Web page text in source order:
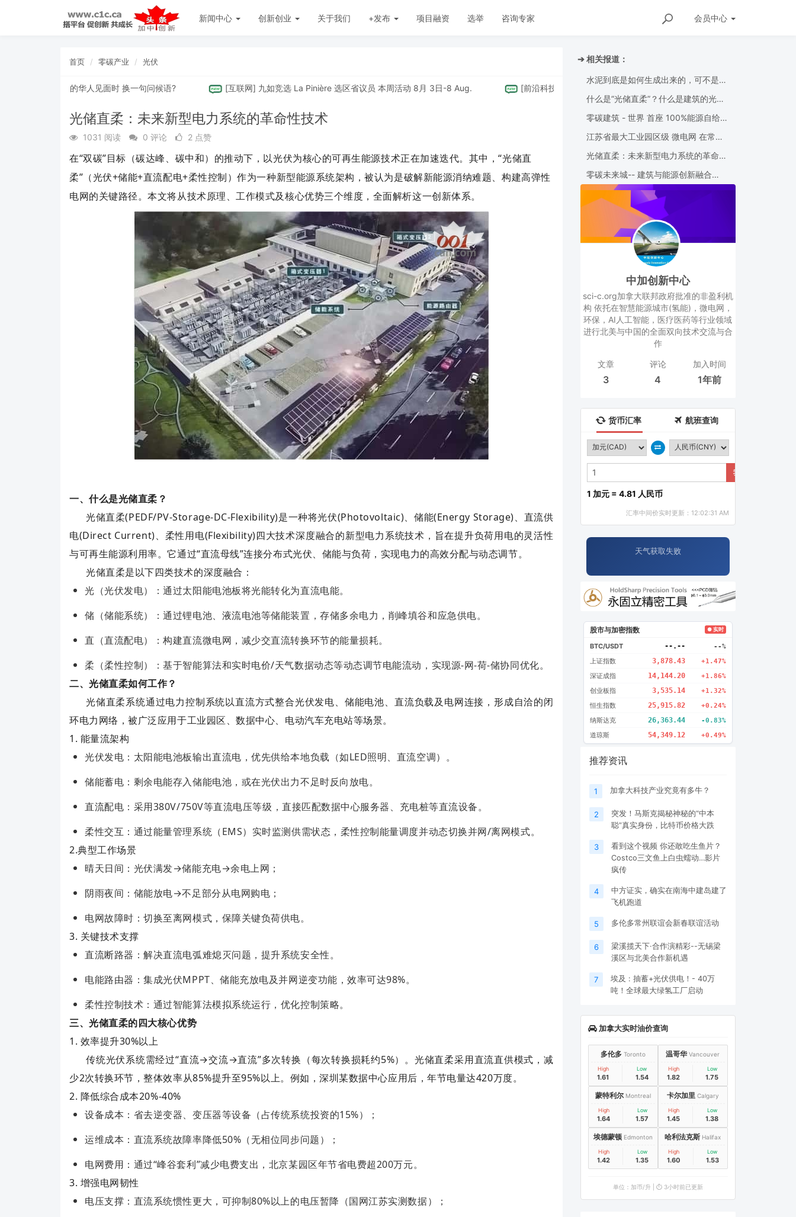
会员中心
新闻中心 创新创业 关于我们 +发布 项目融资 选举 咨询专家
首页 零碳产业 光伏
？- 列治⽂的华⼈⻅⾯时 换⼀句问候语? 互联网] 九如竞选 La Pinière 选区省议员 本周活动 8月 3日-8 Aug. 前沿科技] 全球首台掘爆机“翔龙号”在湖北武汉中铁科工江夏制造基地下线 融合
光储直柔：未来新型电力系统的革命性技术
1031 阅读 0 评论 2 点赞
在“双碳”目标（碳达峰、碳中和）的推动下，以光伏为核心的可再生能源技术正在加速迭代。其中，“光储直
柔”（光伏+储能+直流配电+柔性控制）作为一种新型能源系统架构，被认为是破解新能源消纳难题、构建高弹性
电网的关键路径。本文将从技术原理、工作模式及核心优势三个维度，全面解析这一创新体系。
一、什么是光储直柔？
光储直柔(PEDF/PV-Storage-DC-Flexibility)是一种将光伏(Photovoltaic)、储能(Energy Storage)、直流供
电(Direct Current)、柔性用电(Flexibility)四大技术深度融合的新型电力系统技术，旨在提升负荷用电的灵活性
与可再生能源利用率。它通过“直流母线”连接分布式光伏、储能与负荷，实现电力的高效分配与动态调节。
光储直柔‌是以下四类技术的深度融合：
光‌（光伏发电）：通过太阳能电池板将光能转化为直流电能。
储‌（储能系统）：通过锂电池、液流电池等储能装置，存储多余电力，削峰填谷和应急供电。
直‌（直流配电）：构建直流微电网，减少交直流转换环节的能量损耗。
柔‌（柔性控制）：基于智能算法和实时电价/天气数据动态等动态调节电能流动，实现源-网-荷-储协同优化。
二、光储直柔如何工作？
光储直柔系统通过电力控制系统以直流方式整合光伏发电、储能电池、直流负载及电网连接，形成自洽的闭
环电力网络，被广泛应用于工业园区、数据中心、电动汽车充电站等场景。
1. ‌能量流架构‌
光伏发电‌：太阳能电池板输出直流电，优先供给本地负载（如LED照明、直流空调）。
储能蓄电‌：剩余电能存入储能电池，或在光伏出力不足时反向放电。
直流配电‌：采用380V/750V等直流电压等级，直接匹配数据中心服务器、充电桩等直流设备。
柔性交互‌：通过能量管理系统（EMS）实时监测供需状态，柔性控制能量调度并动态切换并网/离网模式。
2.典型工作场景
晴天日间‌：光伏满发→储能充电→余电上网；
阴雨夜间‌：储能放电→不足部分从电网购电；
电网故障时‌：切换至离网模式，保障关键负荷供电。
3. ‌关键技术支撑‌
直流断路器‌：解决直流电弧难熄灭问题，提升系统安全性。
电能路由器‌：集成光伏MPPT、储能充放电及并网逆变功能，效率可达98%。
柔性控制技术‌：通过智能算法模拟系统运行，优化控制策略。
三、光储直柔的四大核心优势
1. ‌效率提升30%以上‌
传统光伏系统需经过“直流→交流→直流”多次转换（每次转换损耗约5%）。光储直柔采用直流直供模式，减
少2次转换环节，整体效率从85%提升至95%以上。例如，深圳某数据中心应用后，年节电量达420万度。
2. ‌降低综合成本20%-40%‌
设备成本‌：省去逆变器、变压器等设备（占传统系统投资的15%）；
运维成本‌：直流系统故障率降低50%（无相位同步问题）；
电网费用‌：通过“峰谷套利”减少电费支出，北京某园区年节省电费超200万元。
3. ‌增强电网韧性‌
电压支撑‌：直流系统惯性更大，可抑制80%以上的电压暂降（国网江苏实测数据）；
➔ 相关报道：
水泥到底是如何生成出来的，可不是随
什么是“光储直柔”？什么是建筑的光储
零碳建筑 - 世界 首座 100%能源自给的
江苏省最大工业园区级 微电网 在常投
光储直柔：未来新型电力系统的革命性
零碳未来城-- 建筑与能源创新融合
（光储直柔 应用）
中加创新中心
sci-c.org加拿大联邦政府批准的非盈利机
构 依托在智慧能源城市(氢能)，微电网，
环保，AI人工智能，医疗医药等行业领域
进行北美与中国的全面双向技术交流与合
作
文章
3
评论
4
加入时间
1年前
货币汇率 航班查询
我要兑换
1 加元 = 4.81 人民币
汇率中间价实时更新：12:02:31 AM
天气获取失败
股市与加密指数 ● 实时
BTC/USDT --.-- --%
上证指数 3,878.43 +1.47%
深证成指 14,144.20 +1.86%
创业板指 3,535.14 +1.32%
恒生指数 25,915.82 +0.24%
纳斯达克 26,363.44 -0.83%
道琼斯 54,349.12 +0.49%
推荐资讯
1 加拿大科技产业究竟有多牛？
2
突发！马斯克揭秘神秘的“中本
聪”真实身份，比特币价格大跌
3
看到这个视频 你还敢吃生鱼片？
Costco三文鱼上白虫蠕动…影片
疯传
4
中方证实，确实在南海中建岛建了
飞机跑道
5 多伦多常州联谊会新春联谊活动
6
梁溪揽天下·合作演精彩--无锡梁
溪区与北美合作新机遇
7
埃及 : 抽蓄+光伏供电！- 40万
吨！全球最大绿氢工厂启动
加拿大实时油价查询
多伦多 Toronto
High
1.61
Low
1.54
温哥华 Vancouver
High
1.82
Low
1.75
蒙特利尔 Montreal
High
1.64
Low
1.57
卡尔加里 Calgary
High
1.45
Low
1.38
埃德蒙顿 Edmonton
High
1.42
Low
1.35
哈利法克斯 Halifax
High
1.60
Low
1.53
单位：加币/升 | ⏱️ 3小时前已更新